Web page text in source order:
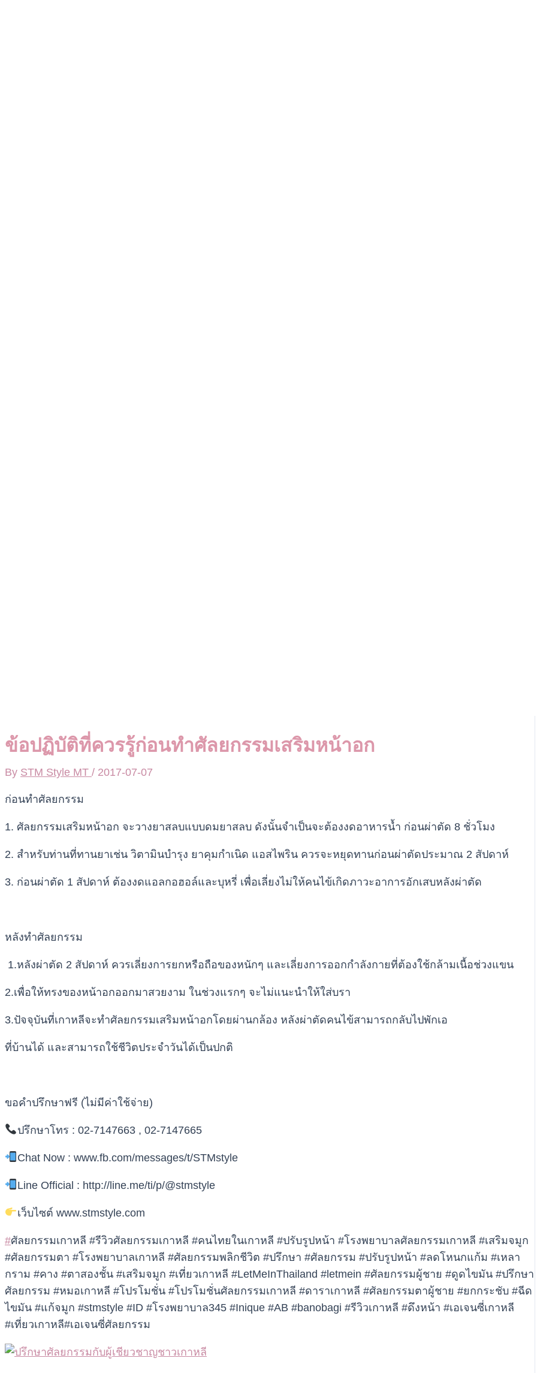
ข้อปฏิบัติที่ควรรู้ก่อนทำศัลยกรรมเสริมหน้าอก
By STM Style MT / 2017-07-07
ก่อนทำศัลยกรรม
1. ศัลยกรรมเสริมหน้าอก จะวางยาสลบแบบดมยาสลบ ดังนั้นจำเป็นจะต้องงดอาหารน้ำ ก่อนผ่าตัด 8 ชั่วโมง
2. สำหรับท่านที่ทานยาเช่น วิตามินบำรุง ยาคุมกำเนิด แอสไพริน ควรจะหยุดทานก่อนผ่าตัดประมาณ 2 สัปดาห์
3. ก่อนผ่าตัด 1 สัปดาห์ ต้องงดแอลกอฮอล์และบุหรี่ เพื่อเลี่ยงไม่ให้คนไข้เกิดภาวะอาการอักเสบหลังผ่าตัด
หลังทำศัลยกรรม
1.หลังผ่าตัด 2 สัปดาห์ ควรเลี่ยงการยกหรือถือของหนักๆ และเลี่ยงการออกกำลังกายที่ต้องใช้กล้ามเนื้อช่วงแขน
2.เพื่อให้ทรงของหน้าอกออกมาสวยงาม ในช่วงแรกๆ จะไม่แนะนำให้ใส่บรา
3.ปัจจุบันที่เกาหลีจะทำศัลยกรรมเสริมหน้าอกโดยผ่านกล้อง หลังผ่าตัดคนไข้สามารถกลับไปพักเอ
ที่บ้านได้ และสามารถใช้ชีวิตประจำวันได้เป็นปกติ
ขอคำปรึกษาฟรี (ไม่มีค่าใช้จ่าย)
ปรึกษาโทร : 02-7147663 , 02-7147665
Chat Now : www.fb.com/messages/t/STMstyle
Line Official : http://line.me/ti/p/@stmstyle
เว็บไซต์ www.stmstyle.com
#ศัลยกรรมเกาหลี #รีวิวศัลยกรรมเกาหลี #คนไทยในเกาหลี #ปรับรูปหน้า #โรงพยาบาลศัลยกรรมเกาหลี #เสริมจมูก
#ศัลยกรรมตา #โรงพยาบาลเกาหลี #ศัลยกรรมพลิกชีวิต #ปรึกษา #ศัลยกรรม #ปรับรูปหน้า #ลดโหนกแก้ม #เหลา
กราม #คาง #ตาสองชั้น #เสริมจมูก #เที่ยวเกาหลี #LetMeInThailand #letmein #ศัลยกรรมผู้ชาย #ดูดไขมัน #ปรึกษา
ศัลยกรรม #หมอเกาหลี #โปรโมชั่น #โปรโมชั่นศัลยกรรมเกาหลี #ดาราเกาหลี #ศัลยกรรมตาผู้ชาย #ยกกระชับ #ฉีด
ไขมัน #แก้จมูก #stmstyle #ID #โรงพยาบาล345 #Inique #AB #banobagi #รีวิวเกาหลี #ดึงหน้า #เอเจนซี่เกาหลี
#เที่ยวเกาหลี#เอเจนซี่ศัลยกรรม